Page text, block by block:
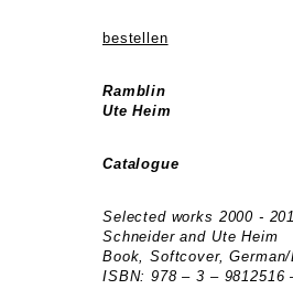
bestellen
Ramblin
Ute Heim
Catalogue
Selected works 2000 -
Schneider and Ute Heim
Book, Softcover,
ISBN: 978 – 3 – 9812516